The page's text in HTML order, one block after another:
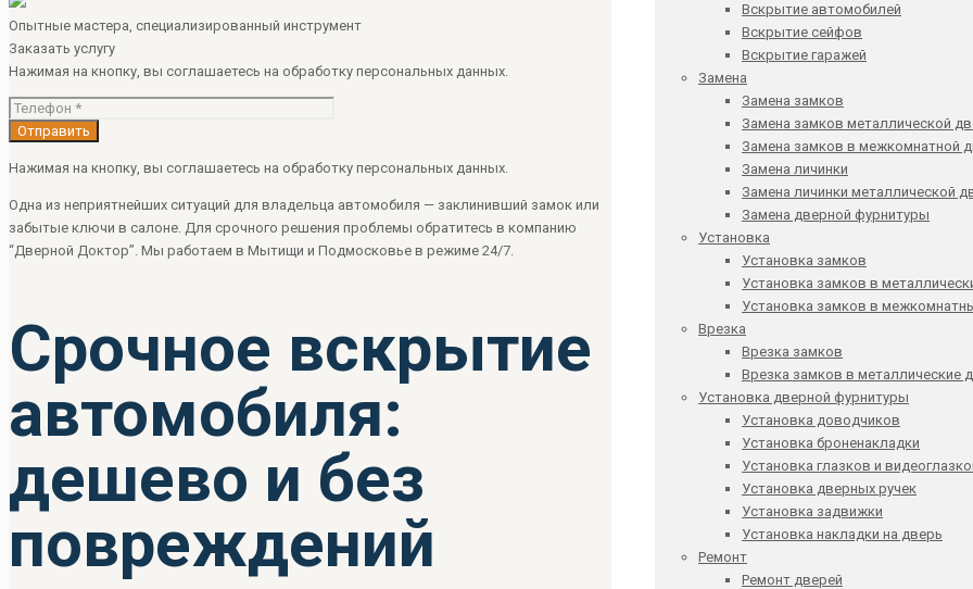
Вскрытие автомобилей
Вскрытие сейфов
Вскрытие гаражей
Замена
Замена замков
Замена замков металлической
Замена замков в межкомнатной
Замена личинки
Замена личинки металлической
Замена дверной фурнитуры
Установка
Установка замков
Установка замков в
Установка замков в
Врезка
Врезка замков
Врезка замков в металлические
Установка дверной фурнитуры
Установка доводчиков
Установка броненакладки
Установка глазков и
Установка дверных ручек
Установка задвижки
Установка накладки на дверь
Ремонт
Ремонт дверей
Опытные мастера, специализированный инструмент
Заказать услугу
Нажимая на кнопку, вы соглашаетесь на обработку персональных данных.
Нажимая на кнопку, вы соглашаетесь на обработку персональных данных.
Одна из неприятнейших ситуаций для владельца автомобиля — заклинивший замок или
забытые ключи в салоне. Для срочного решения проблемы обратитесь в компанию
“Дверной Доктор”. Мы работаем в Мытищи и Подмосковье в режиме 24/7.
Срочное вскрытие
автомобиля:
дешево и без
повреждений